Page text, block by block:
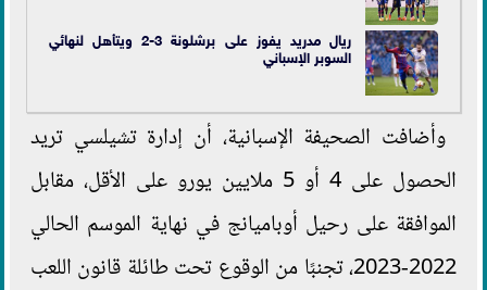
ريال مدريد يفوز على برشلونة 3-2 ويتأهل لنهائي
السوبر الإسباني
وأضافت الصحيفة الإسبانية، أن إدارة تشيلسي تريد
الحصول على 4 أو 5 ملايين يورو على الأقل، مقابل
الموافقة على رحيل أوباميانج في نهاية الموسم الحالي
2022-2023، تجنبًا من الوقوع تحت طائلة قانون اللعب